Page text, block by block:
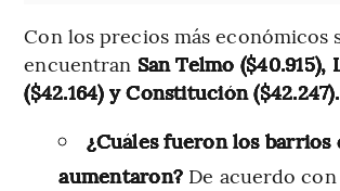
Con los precios más económicos
encuentran San Telmo ($40.915),
($42.164) y Constitución ($42.247).
¿Cuáles fueron los barrios
aumentaron? De acuerdo